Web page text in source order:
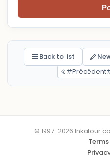
Back to list
© 1997-2026